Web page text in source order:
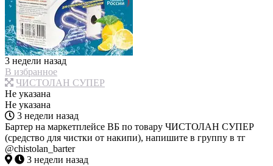
3 недели назад
В избранное
ЧИСТОЛАН СУПЕР
Не указана
Не указана
3 недели назад
Бартер на маркетплейсе ВБ по товару ЧИСТОЛАН СУПЕР
(средство для чистки от накипи), напишите в группу в тг
@chistolan_barter
3 недели назад